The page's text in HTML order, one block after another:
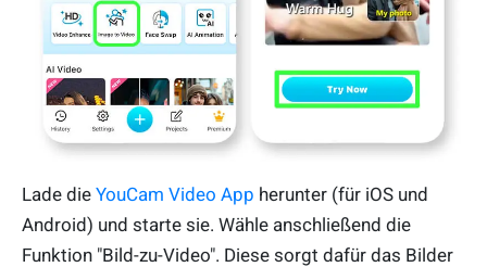
Lade die YouCam Video App herunter (für iOS und
Android) und starte sie. Wähle anschließend die
Funktion "Bild-zu-Video". Diese sorgt dafür das Bilder